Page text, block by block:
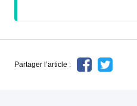
Partager l’article :